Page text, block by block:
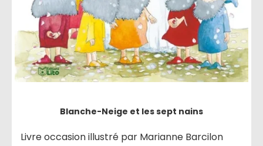
Blanche-Neige et les sept nains
Livre occasion illustré par Marianne Barcilon